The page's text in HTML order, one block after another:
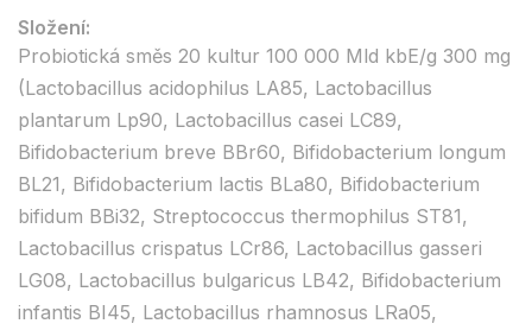
Složení:
Probiotická směs 20 kultur 100 000 Mld kbE/g 300 mg
(Lactobacillus acidophilus LA85, Lactobacillus
plantarum Lp90, Lactobacillus casei LC89,
Bifidobacterium breve BBr60, Bifidobacterium longum
BL21, Bifidobacterium lactis BLa80, Bifidobacterium
bifidum BBi32, Streptococcus thermophilus ST81,
Lactobacillus crispatus LCr86, Lactobacillus gasseri
LG08, Lactobacillus bulgaricus LB42, Bifidobacterium
infantis BI45, Lactobacillus rhamnosus LRa05,